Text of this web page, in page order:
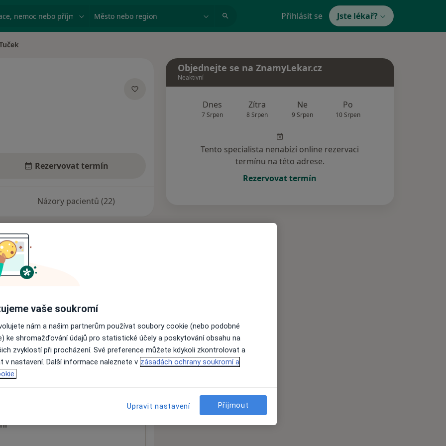
nemoc nebo příjmení Město nebo region Přihlásit se Jste lékař?
Rezervovat termín
Názory pacientů (22)
nejsou k dispozici
informace o svých službách.
Objednejte se na ZnamyLekar.cz
Neaktivní
Dnes
7 Srpen
Zítra
8 Srpen
Ne
9 Srpen
Po
10 Srpen
Tento specialista nenabízí online rezervaci
termínu na této adrese.
Rezervovat termín
vaše soukromí
nám a našim partnerům používat soubory cookie (nebo podobné
ke shromažďování údajů pro statistické účely a poskytování obsahu na
zvyklostí při procházení. Své preference můžete kdykoli zkontrolovat a
v nastavení. Další informace naleznete v zásadách ochrany soukromí a
Upravit nastavení Přijmout